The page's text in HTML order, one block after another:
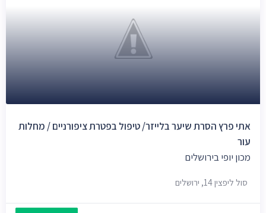
אתי פרץ הסרת שיער בלייזר/ טיפול בפטרת ציפורניים / מחלות
עור
מכון יופי בירושלים
סול ליפצין 14, ירושלים